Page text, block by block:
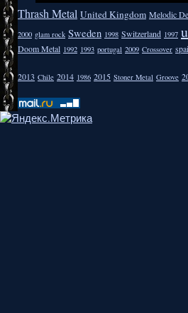
Thrash Metal United Kingdom Melodic
2000 glam rock Sweden 1998 Switzerland 1997
Doom Metal 1992 1993 portugal 2009 Crossover
2013 Chile 2014 1986 2015 Stoner Metal Groove